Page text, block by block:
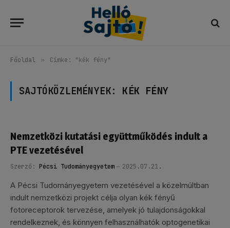
Főoldal » Címke: "kék fény"
SAJTÓKÖZLEMÉNYEK: KÉK FÉNY
Nemzetközi kutatási együttműködés indult a
PTE vezetésével
Szerző: Pécsi Tudományegyetem 2025.07.21.
A Pécsi Tudományegyetem vezetésével a közelmúltban
indult nemzetközi projekt célja olyan kék fényű
fotoreceptorok tervezése, amelyek jó tulajdonságokkal
rendelkeznek, és könnyen felhasználhatók optogenetikai